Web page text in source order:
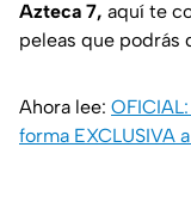
Azteca 7, aquí te
peleas que podrás
Ahora lee:
forma EXCLUSIVA